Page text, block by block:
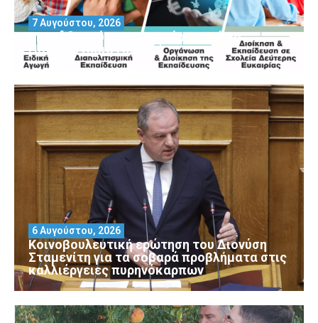
Μοριοδοτούμενα Σεμινάρια από το
Πανεπιστήμιο Πειραιά
7 Αυγούστου, 2026
Κοινοβουλευτική ερώτηση του Διονύση
Σταμενίτη για τα σοβαρά προβλήματα στις
καλλιέργειες πυρηνόκαρπων
6 Αυγούστου, 2026